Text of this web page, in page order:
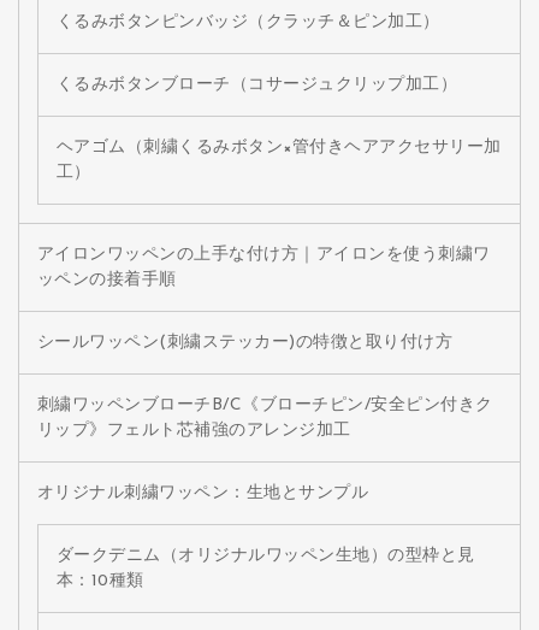
くるみボタンピンバッジ（クラッチ＆ピン加工）
くるみボタンブローチ（コサージュクリップ加工）
ヘアゴム（刺繍くるみボタン×管付きヘアアクセサリー加
工）
アイロンワッペンの上手な付け方｜アイロンを使う刺繍ワ
ッペンの接着手順
シールワッペン(刺繍ステッカー)の特徴と取り付け方
刺繍ワッペンブローチB/C《ブローチピン/安全ピン付きク
リップ》フェルト芯補強のアレンジ加工
オリジナル刺繍ワッペン：生地とサンプル
ダークデニム（オリジナルワッペン生地）の型枠と見
本：10種類